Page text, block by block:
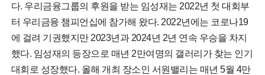
다. 우리금융그룹의 후원을 받는 임성재는 2022년 첫 대회부
터 우리금융 챔피언십에 참가해 왔다. 2022년에는 코로나19
에 걸려 기권했지만 2023년과 2024년 2년 연속 우승을 차지
했다. 임성재의 등장으로 매년 2만여명의 갤러리가 찾는 인기
대회로 성장했다. 올해 개최 장소인 서원밸리는 매년 5월 4만